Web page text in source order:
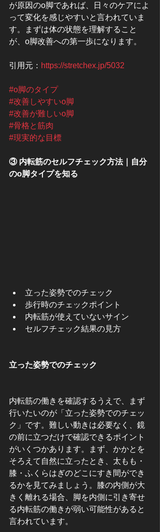
が原因のo脚であれば、日々のケアによ
って変化を感じやすいと言われていま
す。まずは体の状態を理解すること
が、o脚改善への第一歩になります。
引用元： https://stretchex.jp/5032
#o脚のタイプ
#改善しやすいo脚
#改善が難しいo脚
#骨格と筋肉
#現実的な目標
③ 内転筋のセルフチェック方法｜自分
のo脚タイプを知る
立った姿勢でのチェック
歩行時のチェックポイント
内転筋が使えていないサイン
セルフチェック結果の見方
立った姿勢でのチェック
内転筋の働きを確認するうえで、まず
行いたいのが「立った姿勢でのチェッ
ク」です。難しい動きは必要なく、鏡
の前に立つだけで確認できるポイント
がいくつかあります。まず、かかとを
そろえて自然に立ったとき、太もも・
膝・ふくらはぎのどこにすき間ができ
るかを見てみましょう。膝の内側が大
きく離れる場合、脚を内側に引き寄せ
る内転筋の働きが弱い可能性があると
言われています。